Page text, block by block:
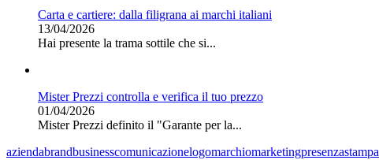
Carta e cartiere: dalla filigrana ai marchi italiani
13/04/2026
Hai presente la trama sottile che si...
Mister Prezzi controlla e verifica il tuo prezzo
01/04/2026
Mister Prezzi definito il "Garante per la...
aziendabrandbusinesscomunicazionelogomarchiomarketingpresenzastampa